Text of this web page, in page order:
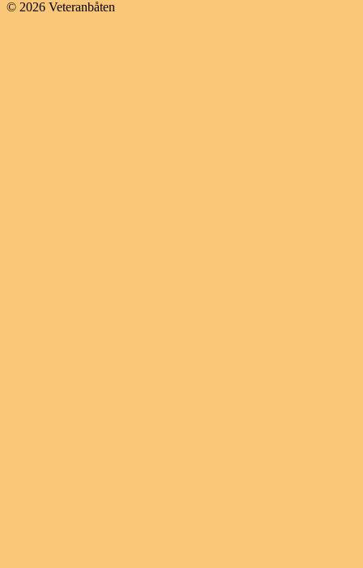
© 2026 Veteranbåten